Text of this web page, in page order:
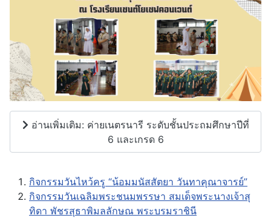
อ่านเพิ่มเติม: ค่ายเนตรนารี ระดับชั้นประถมศึกษาปีที่
6 และเกรด 6
กิจกรรมวันไหว้ครู “น้อมมนัสสัตยา วันทาคุณาจารย์”
กิจกรรมวันเฉลิมพระชนมพรรษา สมเด็จพระนางเจ้าสุ
ทิดา พัชรสุธาพิมลลักษณ พระบรมราชินี